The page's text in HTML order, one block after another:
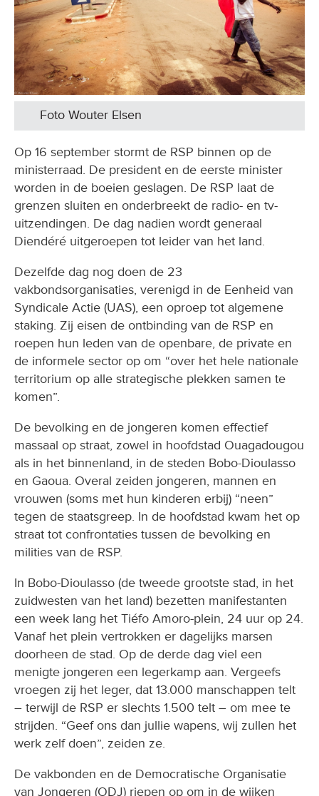
Foto Wouter Elsen
Op 16 september stormt de RSP binnen op de
ministerraad. De president en de eerste minister
worden in de boeien geslagen. De RSP laat de
grenzen sluiten en onderbreekt de radio- en tv-
uitzendingen. De dag nadien wordt generaal
Diendéré uitgeroepen tot leider van het land.
Dezelfde dag nog doen de 23
vakbondsorganisaties, verenigd in de Eenheid van
Syndicale Actie (UAS), een oproep tot algemene
staking. Zij eisen de ontbinding van de RSP en
roepen hun leden van de openbare, de private en
de informele sector op om “over het hele nationale
territorium op alle strategische plekken samen te
komen”.
De bevolking en de jongeren komen effectief
massaal op straat, zowel in hoofdstad Ouagadougou
als in het binnenland, in de steden Bobo-Dioulasso
en Gaoua. Overal zeiden jongeren, mannen en
vrouwen (soms met hun kinderen erbij) “neen”
tegen de staatsgreep. In de hoofdstad kwam het op
straat tot confrontaties tussen de bevolking en
milities van de RSP.
In Bobo-Dioulasso (de tweede grootste stad, in het
zuidwesten van het land) bezetten manifestanten
een week lang het Tiéfo Amoro-plein, 24 uur op 24.
Vanaf het plein vertrokken er dagelijks marsen
doorheen de stad. Op de derde dag viel een
menigte jongeren een legerkamp aan. Vergeefs
vroegen zij het leger, dat 13.000 manschappen telt
– terwijl de RSP er slechts 1.500 telt – om mee te
strijden. “Geef ons dan jullie wapens, wij zullen het
werk zelf doen”, zeiden ze.
De vakbonden en de Democratische Organisatie
van Jongeren (ODJ) riepen op om in de wijken